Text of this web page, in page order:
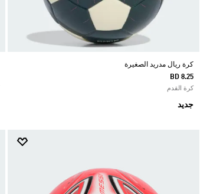
كرة ريال مدريد الصغيرة
BD 8.25
كرة القدم
جديد